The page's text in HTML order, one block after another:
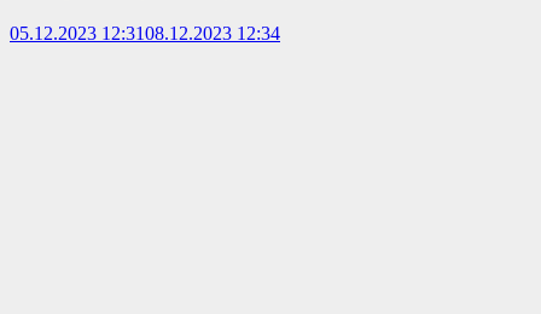
05.12.2023 12:3108.12.2023 12:34